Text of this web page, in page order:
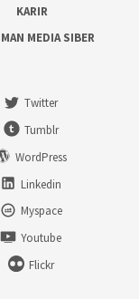
KARIR
MEDIA SIBER
Twitter
Tumblr
WordPress
Linkedin
Myspace
Youtube
Flickr